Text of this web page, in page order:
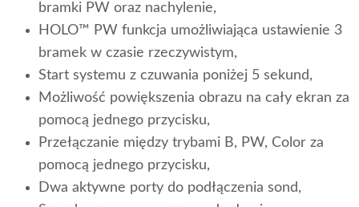
bramki PW oraz nachylenie,
HOLO™ PW funkcja umożliwiająca ustawienie 3
bramek w czasie rzeczywistym,
Start systemu z czuwania poniżej 5 sekund,
Możliwość powiększenia obrazu na cały ekran za
pomocą jednego przycisku,
Przełączanie między trybami B, PW, Color za
pomocą jednego przycisku,
Dwa aktywne porty do podłączenia sond,